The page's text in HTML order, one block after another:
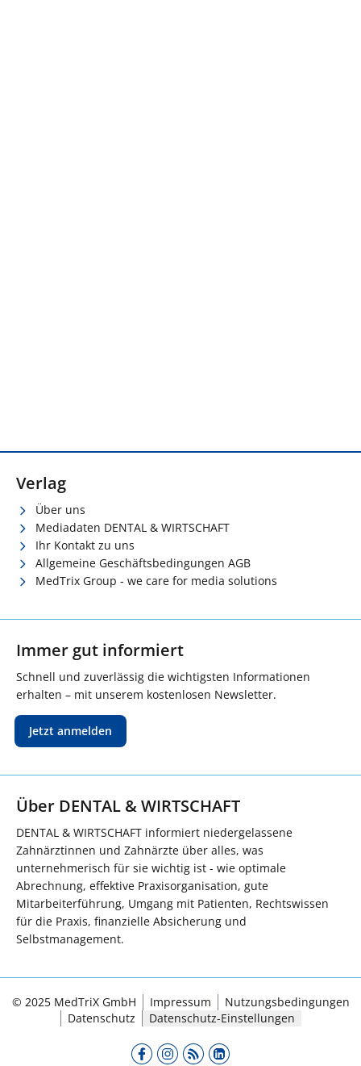
Verlag
Über uns
Mediadaten DENTAL & WIRTSCHAFT
Ihr Kontakt zu uns
Allgemeine Geschäftsbedingungen AGB
MedTrix Group - we care for media solutions
Immer gut informiert
Schnell und zuverlässig die wichtigsten Informationen
erhalten – mit unserem kostenlosen Newsletter.
Jetzt anmelden
Über DENTAL & WIRTSCHAFT
DENTAL & WIRTSCHAFT informiert niedergelassene
Zahnärztinnen und Zahnärzte über alles, was
unternehmerisch für sie wichtig ist - wie optimale
Abrechnung, effektive Praxisorganisation, gute
Mitarbeiterführung, Umgang mit Patienten, Rechtswissen
für die Praxis, finanzielle Absicherung und
Selbstmanagement.
© 2025 MedTriX GmbH Impressum
Nutzungsbedingungen
Datenschutz
Datenschutz-Einstellungen